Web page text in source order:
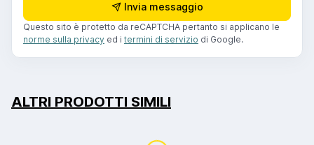
Invia messaggio
Questo sito è protetto da reCAPTCHA pertanto si applicano le
norme sulla privacy ed i termini di servizio di Google.
ALTRI PRODOTTI SIMILI